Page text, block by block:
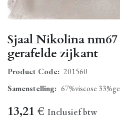
Sjaal Nikolina
gerafelde zijkant
Product Code: 201560
Samenstelling: 67%viscose
13,21 € Inclusief btw